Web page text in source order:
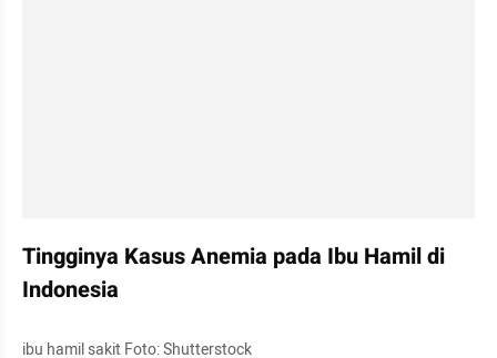
Tingginya Kasus Anemia pada Ibu Hamil di
Indonesia
ibu hamil sakit Foto: Shutterstock